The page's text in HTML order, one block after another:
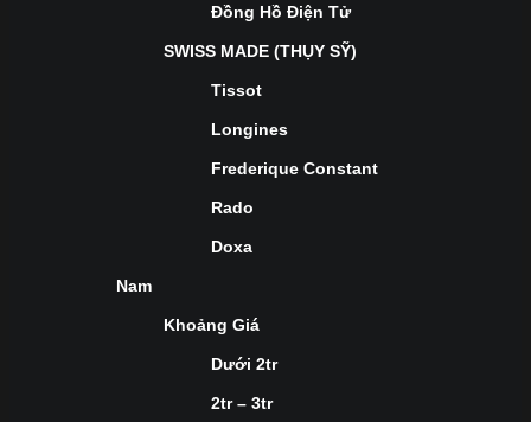
Đồng Hồ Điện Tử
SWISS MADE (THỤY SỸ)
Tissot
Longines
Frederique Constant
Rado
Doxa
Nam
Khoảng Giá
Dưới 2tr
2tr – 3tr